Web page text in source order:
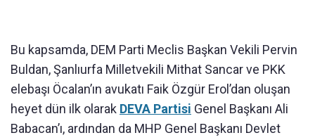
Bu kapsamda, DEM Parti Meclis Başkan Vekili Pervin
Buldan, Şanlıurfa Milletvekili Mithat Sancar ve PKK
elebaşı Öcalan’ın avukatı Faik Özgür Erol’dan oluşan
heyet dün ilk olarak DEVA Partisi Genel Başkanı Ali
Babacan’ı, ardından da MHP Genel Başkanı Devlet